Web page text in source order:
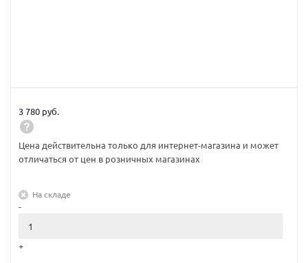
3 780 руб.
Цена действительна только для интернет-магазина и может
отличаться от цен в розничных магазинах
На складе
-
+